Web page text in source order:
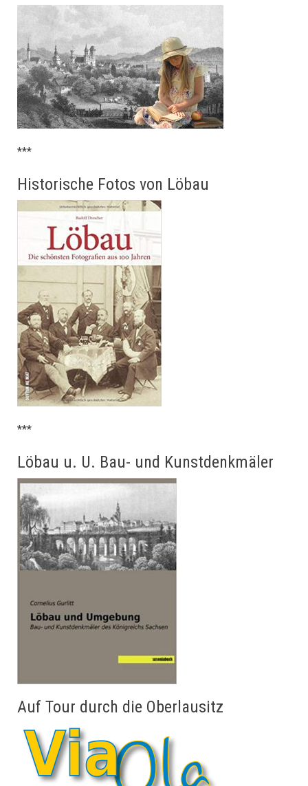
***
Historische Fotos von Löbau
***
Löbau u. U. Bau- und Kunstdenkmäler
Auf Tour durch die Oberlausitz